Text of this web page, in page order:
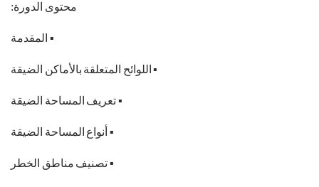
محتوى الدورة:
▪ المقدمة
▪ اللوائح المتعلقة بالأماكن الضيقة
▪تعريف المساحة الضيقة
▪ أنواع المساحة الضيقة
▪تصنيف مناطق الخطر